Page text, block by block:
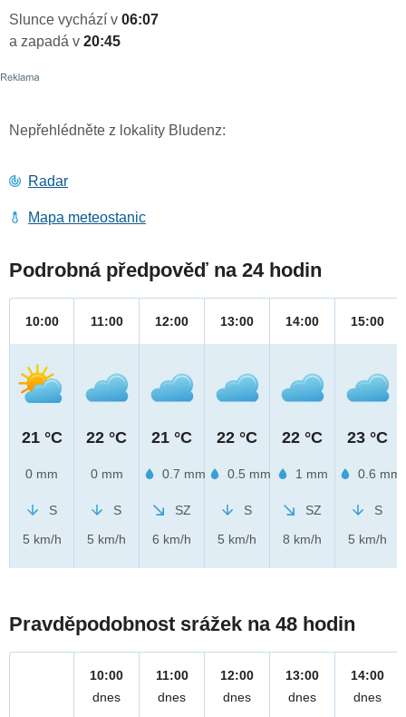
Slunce vychází v 06:07
a zapadá v 20:45
Nepřehlédněte z lokality Bludenz:
Radar
Mapa meteostanic
Podrobná předpověď na 24 hodin
10:00
21 °C
0 mm
S
5 km/h
11:00
22 °C
0 mm
S
5 km/h
12:00
21 °C
0.7 mm
SZ
6 km/h
13:00
22 °C
0.5 mm
S
5 km/h
14:00
22 °C
1 mm
SZ
8 km/h
15:00
23 °C
0.6 mm
S
5 km/h
Pravděpodobnost srážek na 48 hodin
10:00
dnes
11:00
dnes
12:00
dnes
13:00
dnes
14:00
dnes